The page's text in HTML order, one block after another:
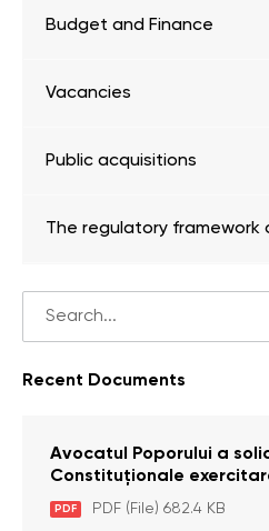
Budget and Finance
Vacancies
Public acquisitions
The regulatory framework
Recent Documents
Avocatul Poporului a
Constituţionale
constituţionalităţii unor
plata alocației sociale
PDF PDF (File) 682.4 KB